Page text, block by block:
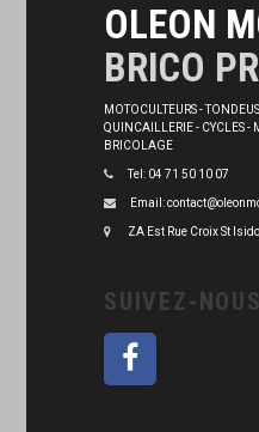
OLEON
BRICO
MOTOCULTEURS -
QUINCAILLERIE - CYCLES -
BRICOLAGE
Tel: 04 71 50 10 07
Email:
ZA Est Rue Croix St
SUIVEZ-NOUS